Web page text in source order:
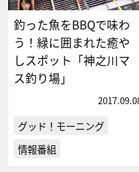
釣った魚をBBQで味わ
う！緑に囲まれた癒や
しスポット「神之川マ
ス釣り場」
グッド！モーニング
情報番組